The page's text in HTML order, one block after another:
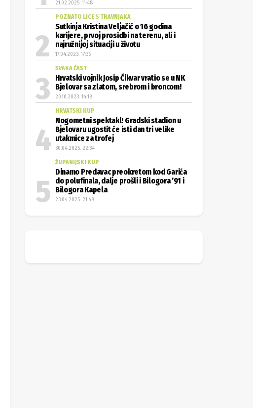
21.02.2025. 11:48
POZNATO LICE S TRAVNJAKA
Sutkinja Kristina Veljačić o 16 godina
karijere, prvoj prosidbi na terenu, ali i
najružnijoj situaciji u životu
17.04.2023. 17:36
SVAKA ČAST
Hrvatski vojnik Josip Čikvar vratio se u NK
Bjelovar sa zlatom, srebrom i broncom!
20.10.2023. 14:18
HRVATSKI KUP
Nogometni spektakl! Gradski stadion u
Bjelovaru ugostit će isti dan tri velike
utakmice za trofej
30.04.2025. 22:34
ŽUPANIJSKI KUP
Dinamo Predavac preokretom kod Garića
do polufinala, dalje prošli i Bilogora ’91 i
Bilogora Kapela
23.04.2025. 21:48